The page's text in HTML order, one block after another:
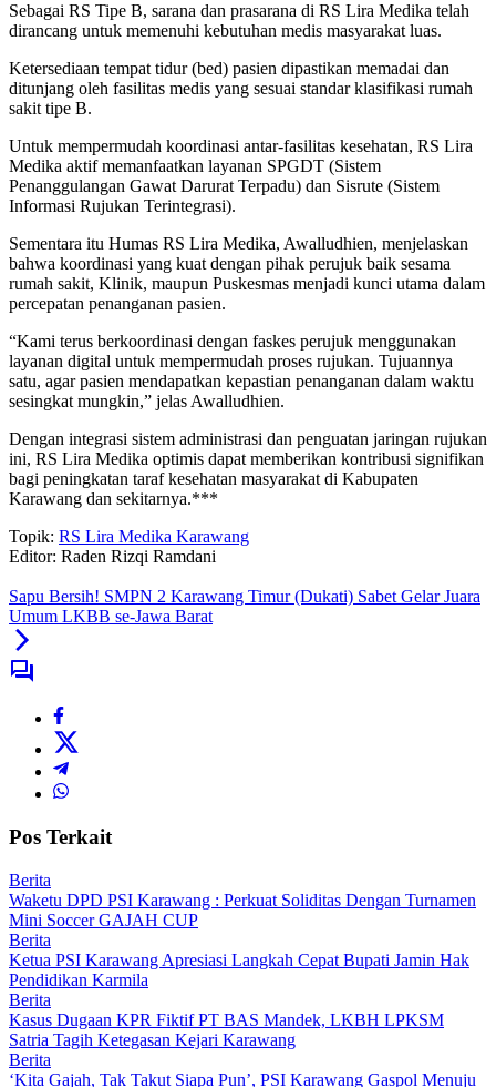
Sebagai RS Tipe B, sarana dan prasarana di RS Lira Medika telah
dirancang untuk memenuhi kebutuhan medis masyarakat luas.
Ketersediaan tempat tidur (bed) pasien dipastikan memadai dan
ditunjang oleh fasilitas medis yang sesuai standar klasifikasi rumah
sakit tipe B.
Untuk mempermudah koordinasi antar-fasilitas kesehatan, RS Lira
Medika aktif memanfaatkan layanan SPGDT (Sistem
Penanggulangan Gawat Darurat Terpadu) dan Sisrute (Sistem
Informasi Rujukan Terintegrasi).
Sementara itu Humas RS Lira Medika, Awalludhien, menjelaskan
bahwa koordinasi yang kuat dengan pihak perujuk baik sesama
rumah sakit, Klinik, maupun Puskesmas menjadi kunci utama dalam
percepatan penanganan pasien.
“Kami terus berkoordinasi dengan faskes perujuk menggunakan
layanan digital untuk mempermudah proses rujukan. Tujuannya
satu, agar pasien mendapatkan kepastian penanganan dalam waktu
sesingkat mungkin,” jelas Awalludhien.
Dengan integrasi sistem administrasi dan penguatan jaringan rujukan
ini, RS Lira Medika optimis dapat memberikan kontribusi signifikan
bagi peningkatan taraf kesehatan masyarakat di Kabupaten
Karawang dan sekitarnya.***
Topik: RS Lira Medika Karawang
Editor: Raden Rizqi Ramdani
Sapu Bersih! SMPN 2 Karawang Timur (Dukati) Sabet Gelar Juara
Umum LKBB se-Jawa Barat
Pos Terkait
Berita
Waketu DPD PSI Karawang : Perkuat Soliditas Dengan Turnamen
Mini Soccer GAJAH CUP
Berita
Ketua PSI Karawang Apresiasi Langkah Cepat Bupati Jamin Hak
Pendidikan Karmila
Berita
Kasus Dugaan KPR Fiktif PT BAS Mandek, LKBH LPKSM
Satria Tagih Ketegasan Kejari Karawang
Berita
‘Kita Gajah, Tak Takut Siapa Pun’, PSI Karawang Gaspol Menuju